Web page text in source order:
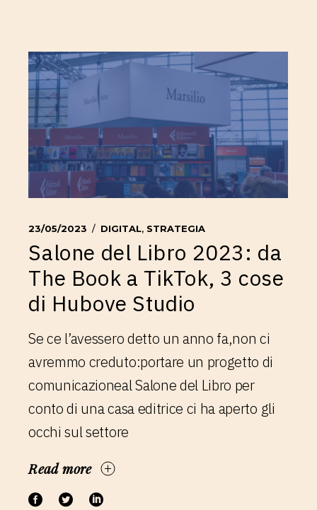
23/05/2023 DIGITAL, STRATEGIA
Salone del Libro 2023: da
The Book a TikTok, 3 cose
di Hubove Studio
Se ce l’avessero detto un anno fa,non ci
avremmo creduto:portare un progetto di
comunicazioneal Salone del Libro per
conto di una casa editrice ci ha aperto gli
occhi sul settore
Read more